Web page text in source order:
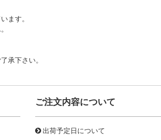
ます。
承下さい。
ご注文内容について
出荷予定日について